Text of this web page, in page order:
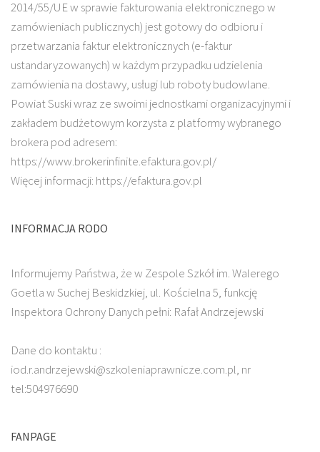
2014/55/UE w sprawie fakturowania elektronicznego w
zamówieniach publicznych) jest gotowy do odbioru i
przetwarzania faktur elektronicznych (e-faktur
ustandaryzowanych) w każdym przypadku udzielenia
zamówienia na dostawy, usługi lub roboty budowlane.
Powiat Suski wraz ze swoimi jednostkami organizacyjnymi i
zakładem budżetowym korzysta z platformy wybranego
brokera pod adresem:
https://www.brokerinfinite.efaktura.gov.pl/
Więcej informacji: https://efaktura.gov.pl
INFORMACJA RODO
Informujemy Państwa, że w Zespole Szkół im. Walerego
Goetla w Suchej Beskidzkiej, ul. Kościelna 5, funkcję
Inspektora Ochrony Danych pełni: Rafał Andrzejewski
Dane do kontaktu :
iod.r.andrzejewski@szkoleniaprawnicze.com.pl, nr
tel:504976690
FANPAGE